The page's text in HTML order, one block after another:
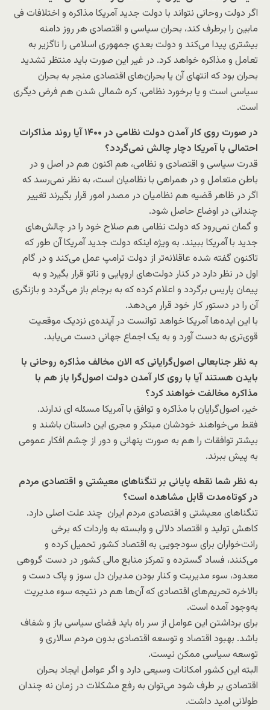
اگر دولت روحانی نتواند با دولت جدید آمریکا مذاکره و اختلافات فی
مابین را برطرف کند، بحران سیاسی و اقتصادی هر روز دامنه
بیشتری پیدا می‌کند و دولت بعدیِ جمهوری اسلامی را ناگزیر به
تعامل و مذاکره خواهد کرد. در غیر این صورت باید منتظر تشدید
بحران بود که انتهای آن یا بحران‌های اقتصادی منجر به بحران
سیاسی است و یا برخورد نظامی، کره شمالی شدن هم فرض دیگری
است.
در صورت روی کار آمدن دولت نظامی در ۱۴۰۰ آیا روند مذاکرات
احتمالی با آمریکا دچار چالش نمی‌گردد؟
قدرت سیاسی و اقتصادی و نظامی، هم اکنون هم در اصل و در
باطن متعامل و در همراهی با نظامیان است، به نظر نمی‌رسد که
اگر در ظاهر قضیه هم نظامیان در مصدر امور قرار بگیرند تغییر
چندانی در اوضاع حاصل شود.
و گمان نمی‌رود که دولت نظامی هم صلاح خود را در چالش‌های
جدید با آمریکا ببیند. به ویژه اینکه دولت جدید آمریکا آن طور که
تاکنون گفته شده عاقلانه‌تر از دولت ترامپ عمل می‌کند و در گام
اول در نظر دارد در کنار دولت‌های اروپایی و ناتو قرار بگیرد و به
پیمان پاریس برگردد و اعلام کرده که به برجام باز می‌گردد و بازنگری
آن را در دستور کار خود قرار می‌دهد.
با این ایده‌ها آمریکا خواهد توانست در آینده‌ی نزدیک موقعیت
قوی‌تری به دست آورد و به یک اجماع جهانی دست می‌یابد.
به نظر جنابعالی اصول‌گرایانی که الان مخالف مذاکره روحانی با
بایدن هستند آیا با روی کار آمدن دولت اصول‌گرا باز هم با
مذاکره مخالفت خواهند کرد؟
خیر، اصول‌گرایان با مذاکره و توافق با آمریکا مسئله ای ندارند.
فقط می‌خواهند خودشان مبتکر و مجری این داستان باشند و
بیشتر توافقات را هم به صورت پنهانی و دور از چشم افکار عمومی
به پیش ببرند.
به نظر شما نقطه پایانی بر تنگناهای معیشتی و اقتصادی مردم
در کوتاه‌مدت قابل مشاهده است؟
تنگناهای معیشتی و اقتصادی مردم ایران چند علت اصلی دارد.
کاهش تولید و اقتصاد دلالی و وابسته به واردات که برخی
رانت‌خواران برای سودجویی به اقتصاد کشور تحمیل کرده و
می‌کنند، فساد گسترده و تمرکز منابع مالی کشور در دست گروهی
معدود، سوء مدیریت و کنار بودن مدیران دل سوز و پاک دست و
بالاخره تحریم‌های اقتصادی که آن‌ها هم در نتیجه سوء مدیریت
به‌وجود آمده است.
برای برداشتن این عوامل از سر راه باید فضای سیاسی باز و شفاف
باشد. بهبود اقتصاد و توسعه اقتصادی بدون مردم سالاری و
توسعه سیاسی ممکن نیست.
البته این کشور امکانات وسیعی دارد و اگر عوامل ایجاد بحران
اقتصادی بر طرف شود می‌توان به رفع مشکلات در زمان نه چندان
طولانی امید داشت.